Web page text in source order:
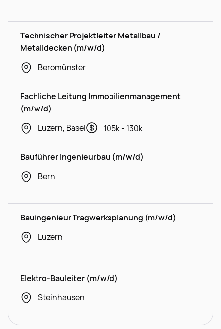
Technischer Projektleiter Metallbau /
Metalldecken (m/w/d)
Beromünster
Fachliche Leitung Immobilienmanagement
(m/w/d)
Luzern, Basel
105k - 130k
Bauführer Ingenieurbau (m/w/d)
Bern
Bauingenieur Tragwerksplanung (m/w/d)
Luzern
Elektro-Bauleiter (m/w/d)
Steinhausen